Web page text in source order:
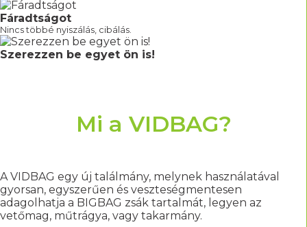
Fáradtságot
Nincs többé nyiszálás, cibálás.
Szerezzen be egyet ön is!
Mi a VIDBAG?
A VIDBAG egy új találmány, melynek használatával
gyorsan, egyszerűen és veszteségmentesen
adagolhatja a BIGBAG zsák tartalmát, legyen az
vetőmag, műtrágya, vagy takarmány.